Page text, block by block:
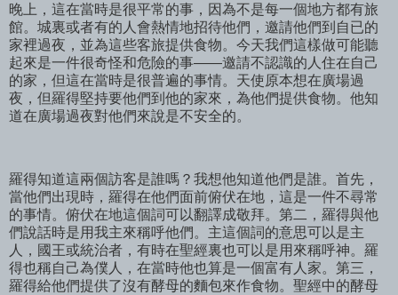
晚上，這在當時是很平常的事，因為不是每一個地方都有旅
館。城裏或者有的人會熱情地招待他們，邀請他們到自已的
家裡過夜，並為這些客旅提供食物。今天我們這樣做可能聽
起來是一件很奇怪和危險的事——邀請不認識的人住在自己
的家，但這在當時是很普遍的事情。天使原本想在廣場過
夜，但羅得堅持要他們到他的家來，為他們提供食物。他知
道在廣場過夜對他們來說是不安全的。
羅得知道這兩個訪客是誰嗎？我想他知道他們是誰。首先，
當他們出現時，羅得在他們面前俯伏在地，這是一件不尋常
的事情。俯伏在地這個詞可以翻譯成敬拜。第二，羅得與他
們說話時是用我主來稱呼他們。主這個詞的意思可以是主
人，國王或統治者，有時在聖經裏也可以是用來稱呼神。羅
得也稱自己為僕人，在當時他也算是一個富有人家。第三，
羅得給他們提供了沒有酵母的麵包來作食物。聖經中的酵母